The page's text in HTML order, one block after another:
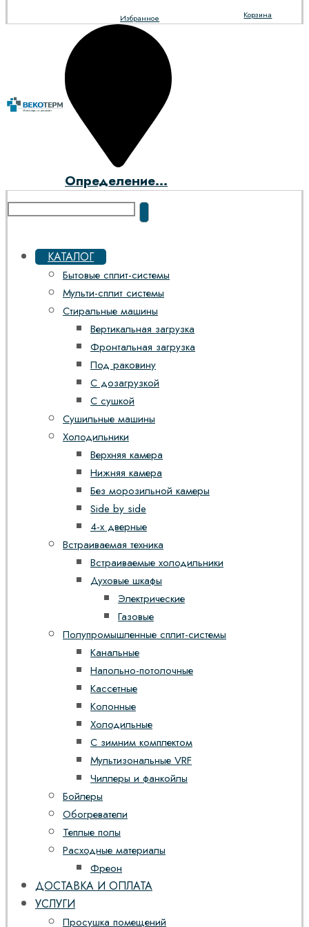
Корзина
Избранное
Определение...
КАТАЛОГ
Бытовые сплит-системы
Мульти-сплит системы
Стиральные машины
Вертикальная загрузка
Фронтальная загрузка
Под раковину
С дозагрузкой
С сушкой
Сушильные машины
Холодильники
Верхняя камера
Нижняя камера
Без морозильной камеры
Side by side
4-х дверные
Встраиваемая техника
Встраиваемые холодильники
Духовые шкафы
Электрические
Газовые
Полупромышленные сплит-системы
Канальные
Напольно-потолочные
Кассетные
Колонные
Холодильные
С зимним комплектом
Мультизональные VRF
Чиллеры и фанкойлы
Бойлеры
Обогреватели
Теплые полы
Расходные материалы
Фреон
ДОСТАВКА И ОПЛАТА
УСЛУГИ
Просушка помещений